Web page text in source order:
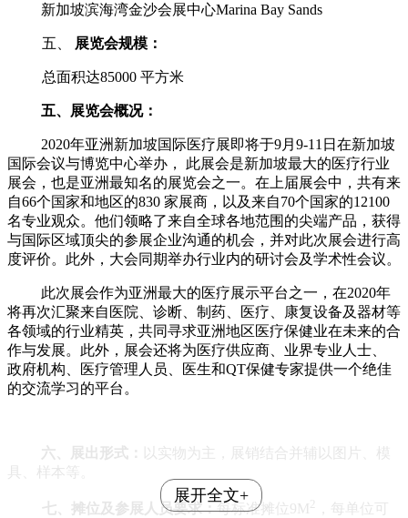
新加坡滨海湾金沙会展中心Marina Bay Sands
五、 展览会规模：
总面积达85000平方米
五、 展览会概况：
2020年亚洲新加坡国际医疗展即将于9月9-11日在新加坡
国际会议与博览中心举办， 此展会是新加坡最大的医疗行业
展会，也是亚洲最知名的展览会之一。在上届展会中，共有来
自66个国家和地区的830 家展商，以及来自70个国家的12100
名专业观众。他们领略了来自全球各地范围的尖端产品，获得
与国际区域顶尖的参展企业沟通的机会，并对此次展会进行高
度评价。此外，大会同期举办行业内的研讨会及学术性会议。
此次展会作为亚洲最大的医疗展示平台之一，在2020年
将再次汇聚来自医院、诊断、制药、医疗、康复设备及器材等
各领域的行业精英，共同寻求亚洲地区医疗保健业在未来的合
作与发展。此外，展会还将为医疗供应商、业界专业人士、
政府机构、医疗管理人员、医生和QT保健专家提供一个绝佳
的交流学习的平台。
六、 展出形式：
以实物为主，展销结合并辅以图片、模
具、样本等。
七、 摊位及参展人员要求：每标准摊位 9M
，每单位可
展开全文+